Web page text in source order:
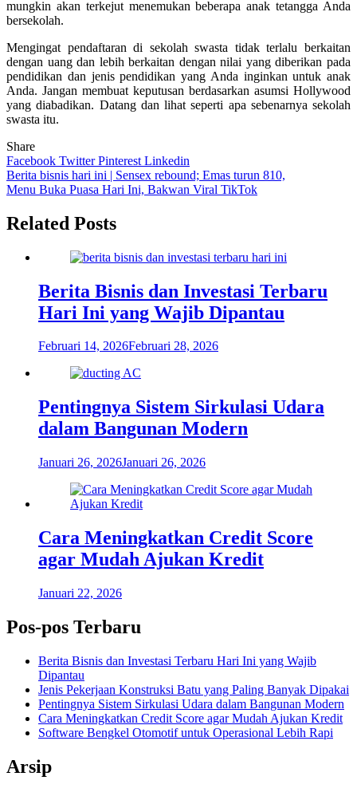
mungkin akan terkejut menemukan beberapa anak tetangga Anda
bersekolah.
Mengingat pendaftaran di sekolah swasta tidak terlalu berkaitan
dengan uang dan lebih berkaitan dengan nilai yang diberikan pada
pendidikan dan jenis pendidikan yang Anda inginkan untuk anak
Anda. Jangan membuat keputusan berdasarkan asumsi Hollywood
yang diabadikan. Datang dan lihat seperti apa sebenarnya sekolah
swasta itu.
Share
Facebook TwitterPinterest Linkedin
Navigasi
pos
Berita bisnis hari ini | Sensex rebound; Emas turun 810,
Menu Buka Puasa Hari Ini, Bakwan Viral TikTok
Related Posts
Berita Bisnis dan Investasi Terbaru
Hari Ini yang Wajib Dipantau
Februari 14, 2026Februari 28, 2026
Pentingnya Sistem Sirkulasi Udara
dalam Bangunan Modern
Januari 26, 2026Januari 26, 2026
Cara Meningkatkan Credit Score
agar Mudah Ajukan Kredit
Januari 22, 2026
Pos-pos Terbaru
Berita Bisnis dan Investasi Terbaru Hari Ini yang Wajib
Dipantau
Jenis Pekerjaan Konstruksi Batu yang Paling Banyak Dipakai
Pentingnya Sistem Sirkulasi Udara dalam Bangunan Modern
Cara Meningkatkan Credit Score agar Mudah Ajukan Kredit
Software Bengkel Otomotif untuk Operasional Lebih Rapi
Arsip